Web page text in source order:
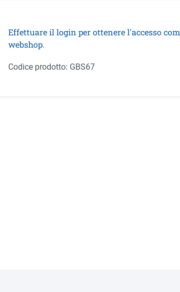
Effettuare il login per ottenere l'accesso
webshop.
Codice prodotto: GBS67